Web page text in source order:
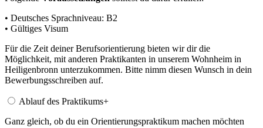
• Deutsches Sprachniveau: B2
• Gültiges Visum
Für die Zeit deiner Berufsorientierung bieten wir dir die
Möglichkeit, mit anderen Praktikanten in unserem Wohnheim in
Heiligenbronn unterzukommen. Bitte nimm diesen Wunsch in dein
Bewerbungsschreiben auf.
Ablauf des Praktikums+
Ganz gleich, ob du ein Orientierungspraktikum machen möchten